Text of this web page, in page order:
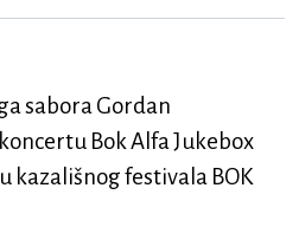
sabora Gordan
Bok Alfa Jukebox
kazališnog festivala BOK